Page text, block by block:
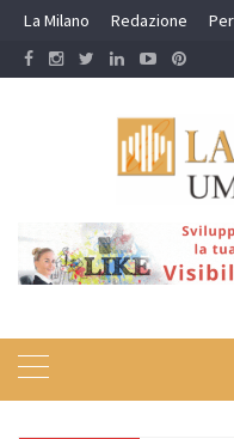
Skip
content
La Milano Redazione